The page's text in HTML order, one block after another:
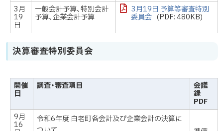
3月
19
日
一般会計予算、特別会計
予算、企業会計予算
3月19日 予算等審査特別
委員会 (PDF: 480KB)
決算審査特別委員会
開催
日
調査・審査項目 会議
録
PDF
9月
16
令和6年度 白老町各会計及び企業会計の決算に